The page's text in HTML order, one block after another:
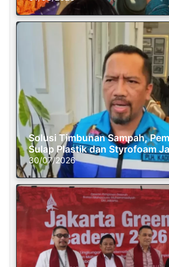
Solusi Timbunan Sampah,
Sulap Plastik dan Styrofoam
30/07/2026